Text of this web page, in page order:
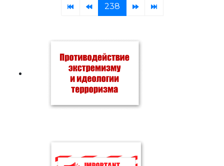
238